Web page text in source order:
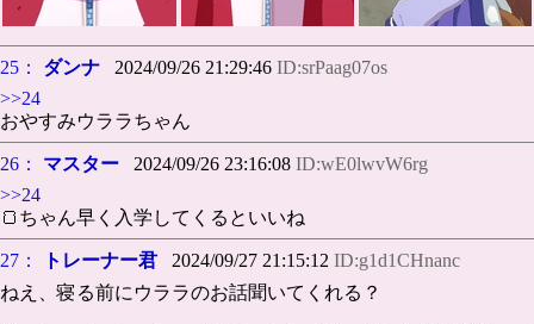
25： ダンナ 2024/09/26 21:29:46 ID:srPaag07os
>>24
おやすみウララちゃん
26： マスター 2024/09/26 23:16:08 ID:wE0lwvW6rg
>>24
🍞ちゃん早く入学してくるといいね
27： トレーナー君 2024/09/27 21:15:12 ID:g1d1CHnanc
ねえ、寝る前にウララのお話聞いてくれる？